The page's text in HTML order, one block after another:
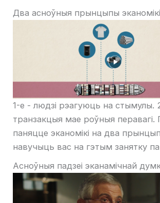
Два асноўныя прынцыпы эканомікі
1-е - людзі рэагуюць на стымулы.
транзакцыя мае роўныя перавагі.
паняцце эканомікі на два
навучыць вас на гэтым занятку
Асноўныя падзеі эканамічнай